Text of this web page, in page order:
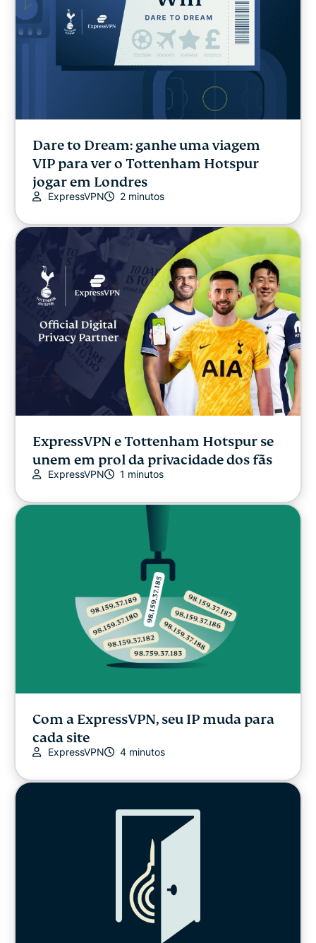
Dare to Dream: ganhe uma viagem
VIP para ver o Tottenham Hotspur
jogar em Londres
ExpressVPN 2 minutos
ExpressVPN e Tottenham Hotspur se
unem em prol da privacidade dos fãs
ExpressVPN 1 minutos
Com a ExpressVPN, seu IP muda para
cada site
ExpressVPN 4 minutos